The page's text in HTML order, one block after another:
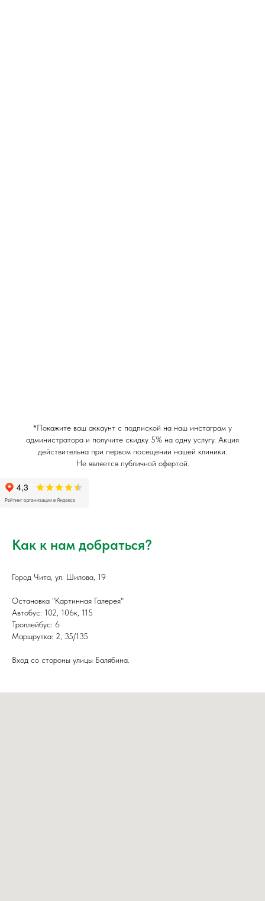
*Покажите ваш аккаунт с подпиской на наш инстаграм у
администратора и получите скидку 5% на одну услугу. Акция
действительна при первом посещении нашей клиники.
Не является публичной офертой.
Как к нам добраться?
Город Чита, ул. Шилова, 19
Остановка "Картинная Галерея"
Автобус: 102, 106к, 115
Троллейбус: 6
Маршрутка: 2, 35/135
Вход со стороны улицы Балябина.